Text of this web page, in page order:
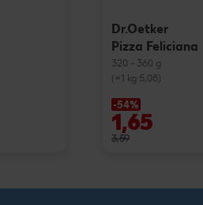
Dr.Oetker
Pizza Feliciana
320 - 360 g
(=1 kg 5,08)
-54%
1,65
3,59